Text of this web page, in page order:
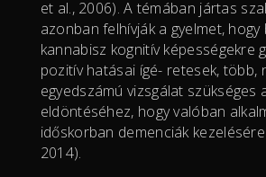
et al., 2006). A témában jártas
azonban felhívják a gyelmet, hogy
kannabisz kognitív képességekre
pozitív hatásai ígé- retesek, több,
egyedszámú vizsgálat szükséges
eldöntéséhez, hogy valóban
időskorban demenciák
2014).